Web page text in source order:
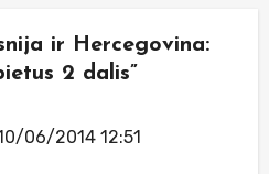
ir Hercegovina:
2 dalis”
06/2014 12:51